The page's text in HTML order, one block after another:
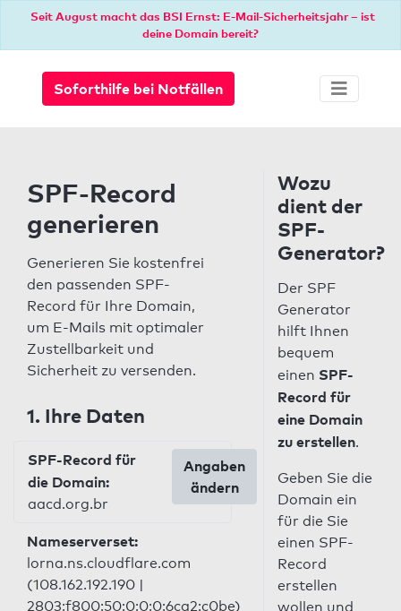
Seit August macht das BSI Ernst: E-Mail-Sicherheitsjahr – ist
deine Domain bereit?
Soforthilfe bei Notfällen
SPF-Record
generieren
Generieren Sie kostenfrei
den passenden SPF-
Record für Ihre Domain,
um E-Mails mit optimaler
Zustellbarkeit und
Sicherheit zu versenden.
1. Ihre Daten
SPF-Record für
die Domain:
aacd.org.br
Angaben
ändern
Nameserverset:
lorna.ns.cloudflare.com
(108.162.192.190 |
2803:f800:50:0:0:0:6ca2:c0be)
Wozu
dient der
SPF-
Generator?
Der SPF
Generator
hilft Ihnen
bequem
einen SPF-
Record für
eine Domain
zu erstellen.
Geben Sie die
Domain ein
für die Sie
einen SPF-
Record
erstellen
wollen und